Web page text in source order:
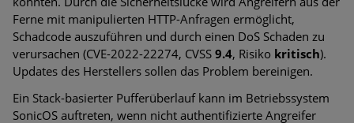
Ferne mit manipulierten HTTP-Anfragen ermöglicht,
Schadcode auszuführen und durch einen DoS Schaden zu
verursachen (CVE-2022-22274, CVSS 9.4, Risiko kritisch).
Updates des Herstellers sollen das Problem bereinigen.
Ein Stack-basierter Pufferüberlauf kann im Betriebssystem
SonicOS auftreten, wenn nicht authentifizierte Angreifer